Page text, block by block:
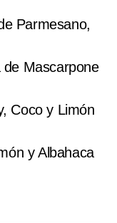
Parmesano,
de Mascarpone
Coco y Limón
y Albahaca